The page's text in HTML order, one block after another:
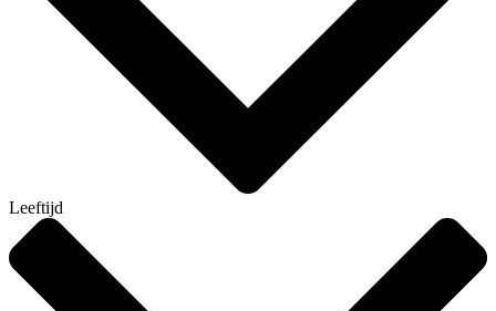
Leeftijd